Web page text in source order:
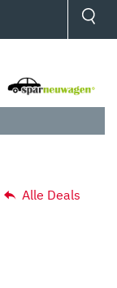
Alle Deals